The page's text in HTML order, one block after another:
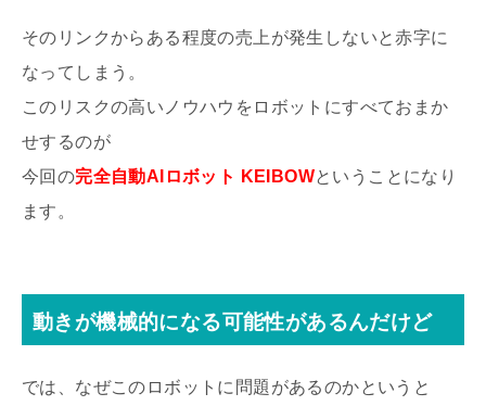
そのリンクからある程度の売上が発生しないと赤字に
なってしまう。
このリスクの高いノウハウをロボットにすべておまか
せするのが
今回の完全自動AIロボット KEIBOWということになり
ます。
動きが機械的になる可能性があるんだけど
では、なぜこのロボットに問題があるのかというと